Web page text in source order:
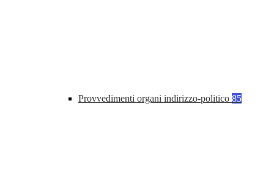
Provvedimenti organi indirizzo-politico 85